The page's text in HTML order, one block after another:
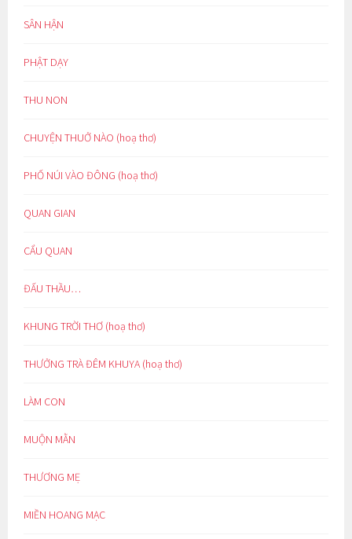
SÂN HẬN
PHẬT DẠY
THU NON
CHUYỆN THUỞ NÀO (hoạ thơ)
PHỐ NÚI VÀO ĐÔNG (hoạ thơ)
QUAN GIAN
CẨU QUAN
ĐẤU THẦU…
KHUNG TRỜI THƠ (hoạ thơ)
THƯỞNG TRÀ ĐÊM KHUYA (hoạ thơ)
LÀM CON
MUỘN MẰN
THƯƠNG MẸ
MIỀN HOANG MẠC